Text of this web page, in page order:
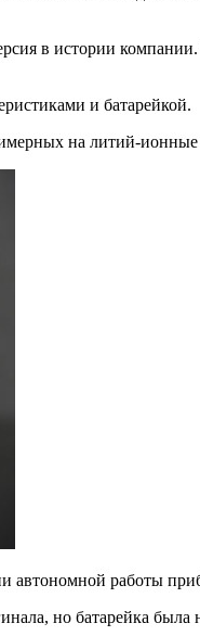
в истории
и батарейкой.
на литий-ионные
работы
но батарейка